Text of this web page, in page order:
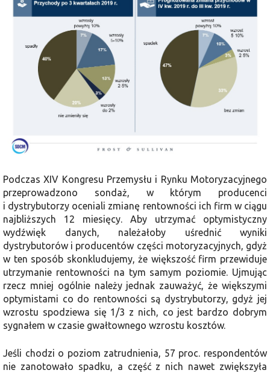
Podczas XIV Kongresu Przemysłu i Rynku Motoryzacyjnego
przeprowadzono sondaż, w którym producenci
i dystrybutorzy oceniali zmianę rentowności ich firm w ciągu
najbliższych 12 miesięcy. Aby utrzymać optymistyczny
wydźwięk danych, należałoby uśrednić wyniki
dystrybutorów i producentów części motoryzacyjnych, gdyż
w ten sposób skonkludujemy, że większość firm przewiduje
utrzymanie rentowności na tym samym poziomie. Ujmując
rzecz mniej ogólnie należy jednak zauważyć, że większymi
optymistami co do rentowności są dystrybutorzy, gdyż jej
wzrostu spodziewa się 1/3 z nich, co jest bardzo dobrym
sygnałem w czasie gwałtownego wzrostu kosztów.
Jeśli chodzi o poziom zatrudnienia, 57 proc. respondentów
nie zanotowało spadku, a część z nich nawet zwiększyła